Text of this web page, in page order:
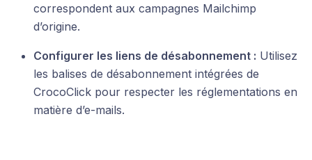
correspondent aux campagnes Mailchimp
d’origine.
Configurer les liens de désabonnement : Utilisez
les balises de désabonnement intégrées de
CrocoClick pour respecter les réglementations en
matière d’e-mails.